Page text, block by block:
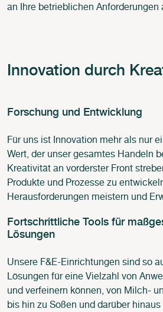
an Ihre betrieblichen Anforderungen
Innovation durch
Forschung und Entwicklung
Für uns ist Innovation mehr als nur
Wert, der unser gesamtes Handeln
Kreativität an vorderster Front
Produkte und Prozesse zu
Herausforderungen meistern und
Fortschrittliche Tools für
Lösungen
Unsere F&E-Einrichtungen sind so
Lösungen für eine Vielzahl von
und verfeinern können, von Milch-
bis hin zu Soßen und darüber